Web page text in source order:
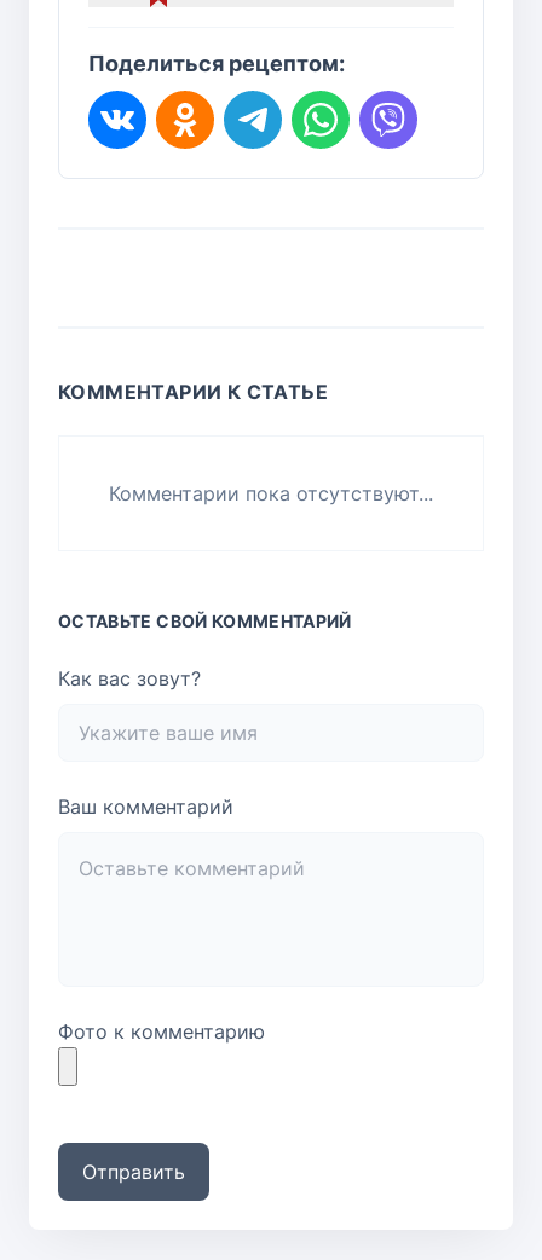
Поделиться рецептом:
КОММЕНТАРИИ К СТАТЬЕ
Комментарии пока отсутствуют...
ОСТАВЬТЕ СВОЙ КОММЕНТАРИЙ
Как вас зовут?
Ваш комментарий
Фото к комментарию
Отправить